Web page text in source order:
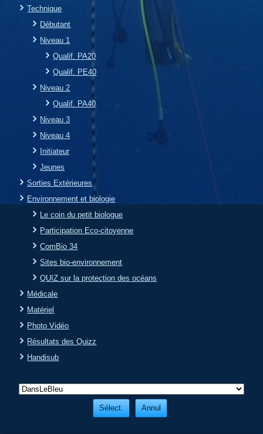
Technique
Débutant
Niveau 1
Qualif. PA20
Qualif. PE40
Niveau 2
Qualif. PA40
Niveau 3
Niveau 4
Initiateur
Jeunes
Sorties Extérieures
Environnement et biologie
Le coin du petit biologue
Participation Eco-citoyenne
ComBio 34
Sites bio-environnement
QUIZ sur la protection des océans
Médicale
Matériel
Photo Vidéo
Résultats des Quizz
Handisub